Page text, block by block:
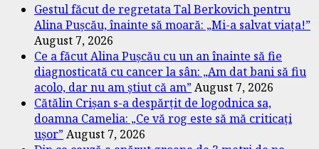
Gestul făcut de regretata Tal Berkovich pentru
Alina Pușcău, înainte să moară: „Mi-a salvat viața!”
August 7, 2026
Ce a făcut Alina Pușcău cu un an înainte să fie
diagnosticată cu cancer la sân: „Am dat bani să fiu
acolo, dar nu am știut că am”August 7, 2026
Cătălin Crișan s-a despărțit de logodnica sa,
doamna Camelia: „Ce vă rog este să mă criticați
ușor”August 7, 2026